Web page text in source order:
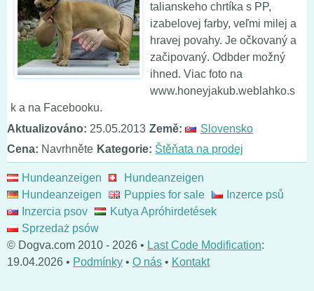
talianskeho chrtíka s PP,
izabelovej farby, veľmi milej a
hravej povahy. Je očkovaný a
začipovaný. Odbder možný
ihned. Viac foto na
www.honeyjakub.weblahko.s
k a na Facebooku.
Aktualizováno: 25.05.2013 Země:
Slovensko
Cena: Navrhněte Kategorie: Štěňata na prodej
Hundeanzeigen
Hundeanzeigen
Hundeanzeigen
Puppies for sale
Inzerce psů
Inzercia psov
Kutya Apróhirdetések
Sprzedaż psów
© Dogva.com 2010 - 2026 • Last Code Modification:
19.04.2026 • Podmínky • O nás • Kontakt